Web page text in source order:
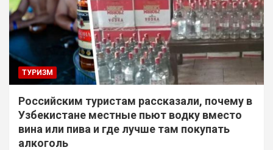
ТУРИЗМ
Российским туристам рассказали, почему в
Узбекистане местные пьют водку вместо
вина или пива и где лучше там покупать
алкоголь